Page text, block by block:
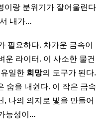
이랑 분위기가 잘어울린다
내가…
필요하다. 차가운 금속이
운 라이터. 이 사소한 물건
일한 희망의 도구가 된다.
숨을 내쉰다. 이 작은 금속
, 나의 의지로 빛을 만들어
능성이…